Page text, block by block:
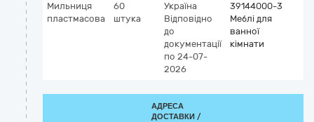
Мильниця
пластмасова
60
штука
Україна
Відповідно
до
документації
по 24-07-
2026
39144000-3
Меблі для
ванної
кімнати
АДРЕСА
ДОСТАВКИ /